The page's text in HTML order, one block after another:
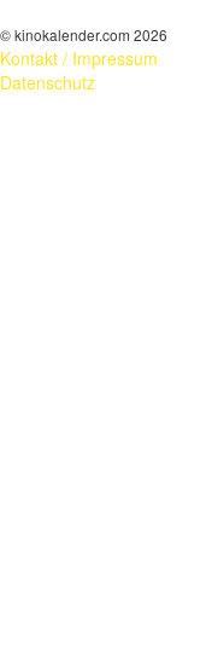
© kinokalender.com 2026
Kontakt / Impressum
Datenschutz